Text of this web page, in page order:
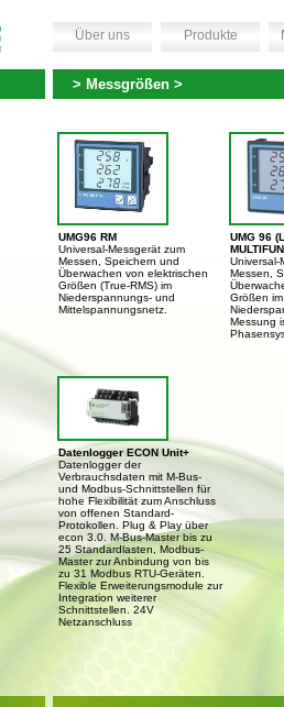
> Messgrößen >
Über uns Produkte
UMG96 RM
Universal-Messgerät zum
Messen, Speichern und
Überwachen von elektrischen
Größen (True-RMS) im
Niederspannungs- und
Mittelspannungsnetz.
UMG 96
Universal-
Messen,
Größen im
Messung
Datenlogger ECON Unit+
Datenlogger der
Verbrauchsdaten mit M-Bus-
und Modbus-Schnittstellen für
hohe Flexibilität zum Anschluss
von offenen Standard-
Protokollen. Plug & Play über
econ 3.0. M-Bus-Master bis zu
25 Standardlasten, Modbus-
Master zur Anbindung von bis
zu 31 Modbus RTU-Geräten.
Flexible Erweiterungsmodule zur
Integration weiterer
Schnittstellen. 24V
Netzanschluss